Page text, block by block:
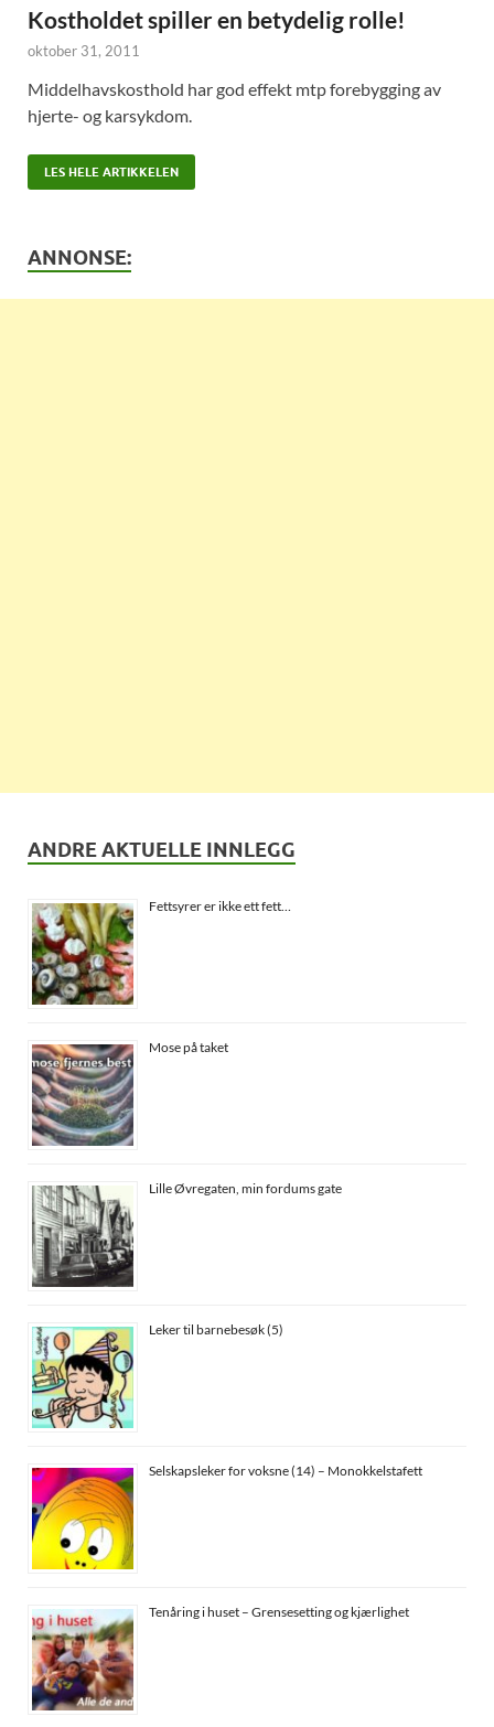
Kostholdet spiller en betydelig rolle!
oktober 31, 2011
Middelhavskosthold har god effekt mtp forebygging av
hjerte- og karsykdom.
LES HELE ARTIKKELEN
ANNONSE:
ANDRE AKTUELLE INNLEGG
Fettsyrer er ikke ett fett…
Mose på taket
Lille Øvregaten, min fordums gate
Leker til barnebesøk (5)
Selskapsleker for voksne (14) – Monokkelstafett
Tenåring i huset – Grensesetting og kjærlighet